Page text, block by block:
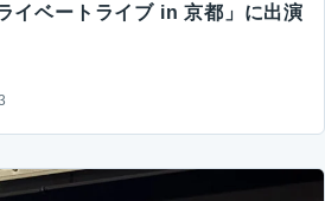
イベートライブ in 京都」に出演